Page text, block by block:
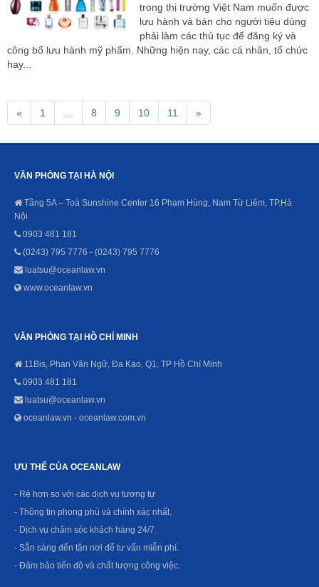
trong thị trường Việt Nam muốn được
lưu hành và bán cho người tiêu dùng
phải làm các thủ tục để đăng ký và
công bố lưu hành mỹ phẩm. Những hiện nay, các cá nhân, tổ chức
hay...
« 1 8 9 10 11 »
VĂN PHÒNG TẠI HÀ NỘI
Tầng 5A – Toà Sunshine Center 16 Phạm Hùng, Nam Từ Liêm, TP.Hà
Nội
0903 481 181
(0243) 795 7776 - (0243) 795 7776
luatsu@oceanlaw.vn
www.oceanlaw.vn
VĂN PHÒNG TẠI HỒ CHÍ MINH
11Bis, Phan Văn Ngữ, Đa Kao, Q1, TP Hồ Chí Minh
0903 481 181
luatsu@oceanlaw.vn
oceanlaw.vn - oceanlaw.com.vn
ƯU THẾ CỦA OCEANLAW
- Rẻ hơn so với các dịch vụ tương tự
- Thông tin phong phú và chính xác nhất.
- Dịch vụ chăm sóc khách hàng 24/7.
- Sẵn sàng đến tận nơi để tư vấn miễn phí.
- Đảm bảo tiến độ và chất lượng công việc.